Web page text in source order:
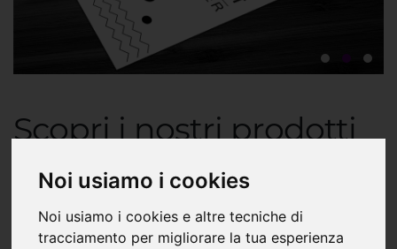
Noi usiamo i cookies
Noi usiamo i cookies e altre tecniche di
tracciamento per migliorare la tua esperienza
Scopri i nostri prodotti